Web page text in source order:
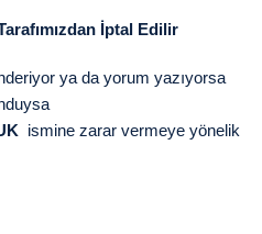
İptal Edilir
ya da yorum yazıyorsa
ismine zarar vermeye yönelik